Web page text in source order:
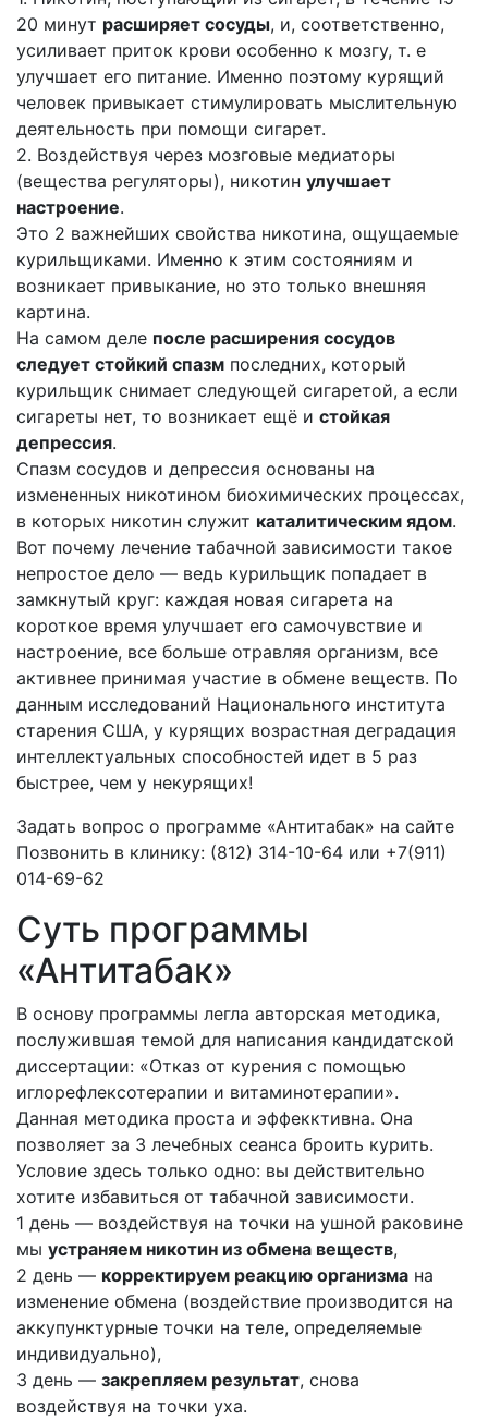
20 минут расширяет сосуды, и, соответственно,
усиливает приток крови особенно к мозгу, т. е
улучшает его питание. Именно поэтому курящий
человек привыкает стимулировать мыслительную
деятельность при помощи сигарет.
2. Воздействуя через мозговые медиаторы
(вещества регуляторы), никотин улучшает
настроение.
Это 2 важнейших свойства никотина, ощущаемые
курильщиками. Именно к этим состояниям и
возникает привыкание, но это только внешняя
картина.
На самом деле после расширения сосудов
следует стойкий спазм последних, который
курильщик снимает следующей сигаретой, а если
сигареты нет, то возникает ещё и стойкая
депрессия.
Спазм сосудов и депрессия основаны на
измененных никотином биохимических процессах,
в которых никотин служит каталитическим ядом.
Вот почему лечение табачной зависимости такое
непростое дело — ведь курильщик попадает в
замкнутый круг: каждая новая сигарета на
короткое время улучшает его самочувствие и
настроение, все больше отравляя организм, все
активнее принимая участие в обмене веществ. По
данным исследований Национального института
старения США, у курящих возрастная деградация
интеллектуальных способностей идет в 5 раз
быстрее, чем у некурящих!
Задать вопрос о программе «Антитабак» на сайте
Позвонить в клинику: (812) 314-10-64 или +7(911)
014-69-62
Суть программы
«Антитабак»
В основу программы легла авторская методика,
послужившая темой для написания кандидатской
диссертации: «Отказ от курения с помощью
иглорефлексотерапии и витаминотерапии».
Данная методика проста и эффекктивна. Она
позволяет за 3 лечебных сеанса броить курить.
Условие здесь только одно: вы действительно
хотите избавиться от табачной зависимости.
1 день — воздействуя на точки на ушной раковине
мы устраняем никотин из обмена веществ,
2 день — корректируем реакцию организма на
изменение обмена (воздействие производится на
аккупунктурные точки на теле, определяемые
индивидуально),
3 день — закрепляем результат, снова
воздействуя на точки уха.